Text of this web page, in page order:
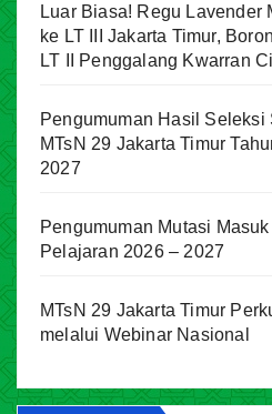
Luar Biasa! Regu Lavender
ke LT III Jakarta Timur,
LT II Penggalang Kwarran
Pengumuman Hasil
MTsN 29 Jakarta Timur
2027
Pengumuman Mutasi
Pelajaran 2026 – 2027
MTsN 29 Jakarta Timur
melalui Webinar Nasional